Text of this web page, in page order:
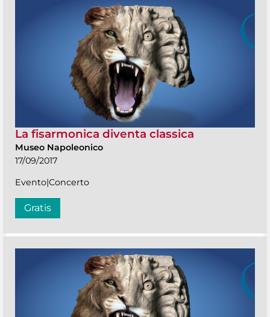
La fisarmonica diventa classica
Museo Napoleonico
17/09/2017
Evento|Concerto
Gratis